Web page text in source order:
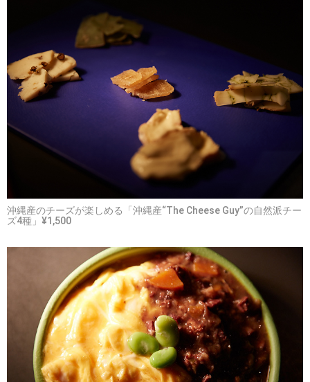
沖縄産のチーズが楽しめる「沖縄産“The Cheese Guy”の自然派チー
ズ4種」¥1,500